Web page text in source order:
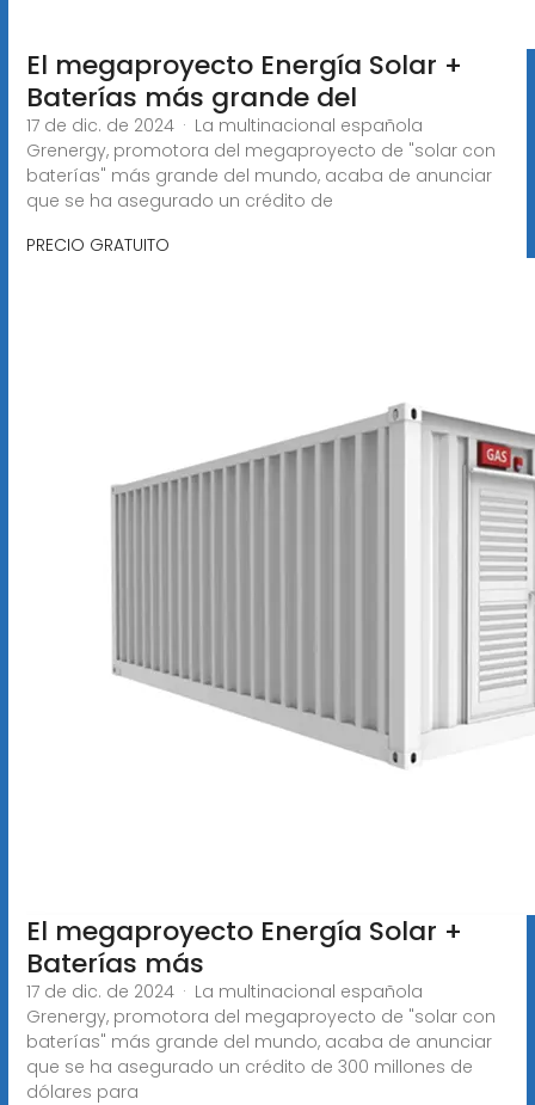
El megaproyecto Energía Solar +
Baterías más grande del
17 de dic. de 2024 · La multinacional española
Grenergy, promotora del megaproyecto de "solar con
baterías" más grande del mundo, acaba de anunciar
que se ha asegurado un crédito de
PRECIO GRATUITO
El megaproyecto Energía Solar +
Baterías más
17 de dic. de 2024 · La multinacional española
Grenergy, promotora del megaproyecto de "solar con
baterías" más grande del mundo, acaba de anunciar
que se ha asegurado un crédito de 300 millones de
dólares para